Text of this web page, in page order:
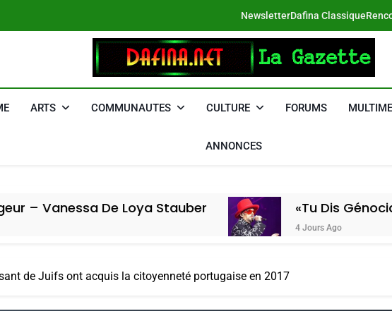
NewsletterDafina Classique
DAFINA
ARTS COMMUNAUTES CULTURE FORUMS
ANNONCES
De Loya Stauber «Tu Dis Génocide, Je Dis
4 Jours Ago
de Juifs ont acquis la citoyenneté portugaise en 2017